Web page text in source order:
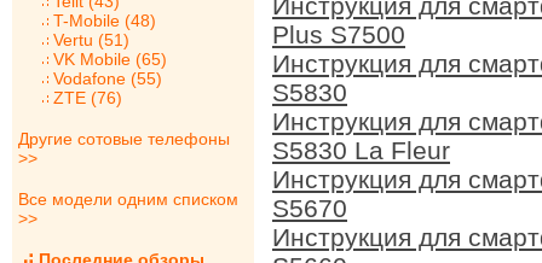
T-Mobile (48)
Vertu (51)
VK Mobile (65)
Vodafone (55)
ZTE (76)
Другие сотовые телефоны
>>
Все модели одним списком
>>
Инструкция для
Plus S7500
Инструкция для
S5830
Инструкция для
S5830 La Fleur
Инструкция для
S5670
Инструкция для